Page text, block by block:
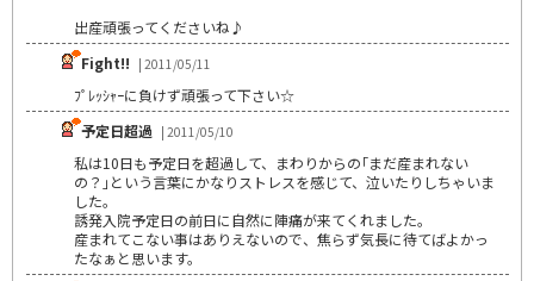
出産頑張ってくださいね♪
Fight!! | 2011/05/11
ﾌﾟﾚｯｼｬｰに負けず頑張って下さい☆
予定日超過 | 2011/05/10
私は10日も予定日を超過して、まわりからの｢まだ産まれない
の？｣という言葉にかなりストレスを感じて、泣いたりしちゃいま
した。
誘発入院予定日の前日に自然に陣痛が来てくれました。
産まれてこない事はありえないので、焦らず気長に待てばよかっ
たなぁと思います。